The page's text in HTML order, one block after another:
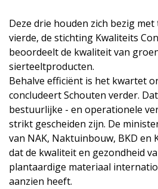
Deze drie houden zich bezig
vierde, de stichting Kwaliteits
beoordeelt de kwaliteit van
sierteeltproducten.
Behalve efficiënt is het kwartet
concludeert Schouten verder.
bestuurlijke - en operationele
strikt gescheiden zijn. De
van NAK, Naktuinbouw, BKD en
dat de kwaliteit en gezondheid
plantaardige materiaal
aanzien heeft.